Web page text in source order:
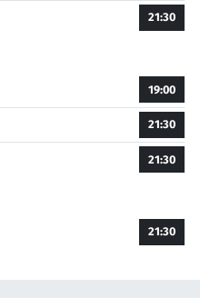
21:30
19:00
21:30
21:30
21:30